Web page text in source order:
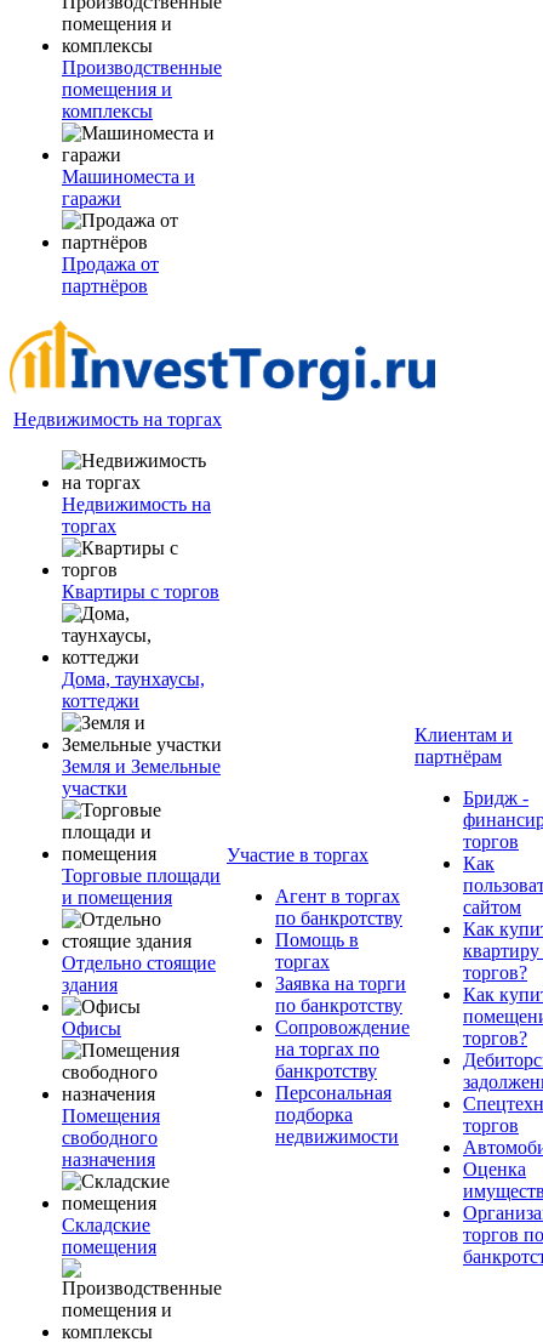
Производственные
помещения и
комплексы
Машиноместа и
гаражи
Продажа от
партнёров
Недвижимость на торгах
Недвижимость на
торгах
Квартиры с торгов
Дома, таунхаусы,
коттеджи
Земля и Земельные
участки
Торговые площади
и помещения
Отдельно стоящие
здания
Офисы
Помещения
свободного
назначения
Складские
помещения
Участие в торгах
Агент в торгах
по банкротству
Помощь в
торгах
Заявка на торги
по банкротству
Сопровождение
на торгах по
банкротству
Персональная
подборка
недвижимости
Клиентам и
партнёрам
Бридж -
торгов
Как
сайтом
Как
квартиру
торгов?
Как
торгов?
торгов
Оценка
торгов по